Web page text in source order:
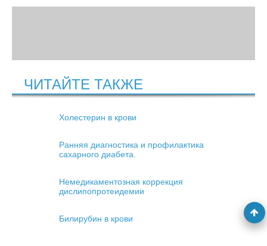
ЧИТАЙТЕ ТАКЖЕ
Холестерин в крови
Ранняя диагностика и профилактика
сахарного диабета.
Немедикаментозная коррекция
дислипопротеидемии
Билирубин в крови